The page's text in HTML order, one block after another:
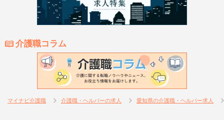
介護職コラム
マイナビ介護職 介護職・ヘルパーの求人 愛知県の介護職・ヘルパー求人